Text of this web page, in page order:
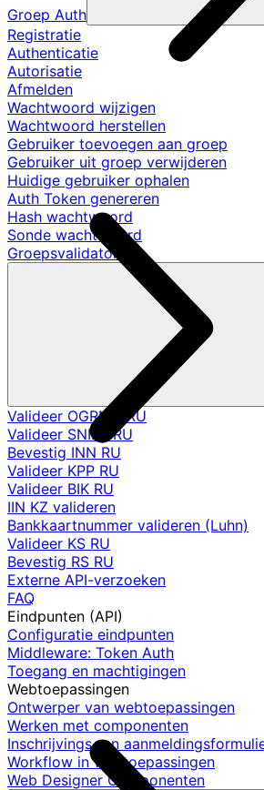
Groep Auth
Registratie
Authenticatie
Autorisatie
Afmelden
Wachtwoord wijzigen
Wachtwoord herstellen
Gebruiker toevoegen aan groep
Gebruiker uit groep verwijderen
Huidige gebruiker ophalen
Auth Token genereren
Hash wachtwoord
Sonde wachtwoord
Groepsvalidators
Valideer OGRNIP RU
Valideer SNILS RU
Bevestig INN RU
Valideer KPP RU
Valideer BIK RU
IIN KZ valideren
Bankkaartnummer valideren (Luhn)
Valideer KS RU
Bevestig RS RU
Externe API-verzoeken
FAQ
Eindpunten (API)
Configuratie eindpunten
Middleware: Token Auth
Toegang en machtigingen
Webtoepassingen
Ontwerper van webtoepassingen
Werken met componenten
Inschrijvings- en
Workflow in webtoepassingen
Web Designer Componenten